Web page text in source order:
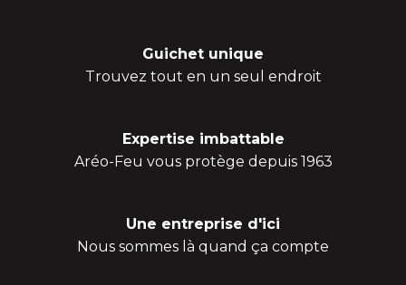
Guichet unique
Trouvez tout en un seul endroit
Expertise imbattable
Aréo-Feu vous protège depuis 1963
Une entreprise d'ici
Nous sommes là quand ça compte